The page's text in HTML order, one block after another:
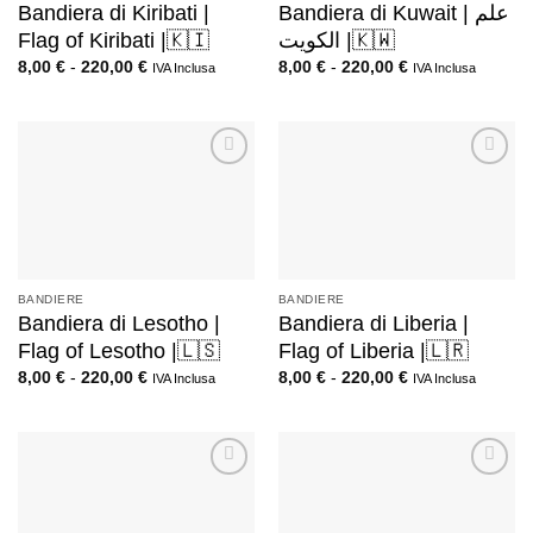
Bandiera di Kiribati |
Flag of Kiribati |🇰🇮
8,00 € - 220,00 € IVA Inclusa
Bandiera di Kuwait | علم
الكويت |🇰🇼
8,00 € - 220,00 € IVA Inclusa
BANDIERE
Bandiera di Lesotho |
Flag of Lesotho |🇱🇸
8,00 € - 220,00 € IVA Inclusa
BANDIERE
Bandiera di Liberia |
Flag of Liberia |🇱🇷
8,00 € - 220,00 € IVA Inclusa